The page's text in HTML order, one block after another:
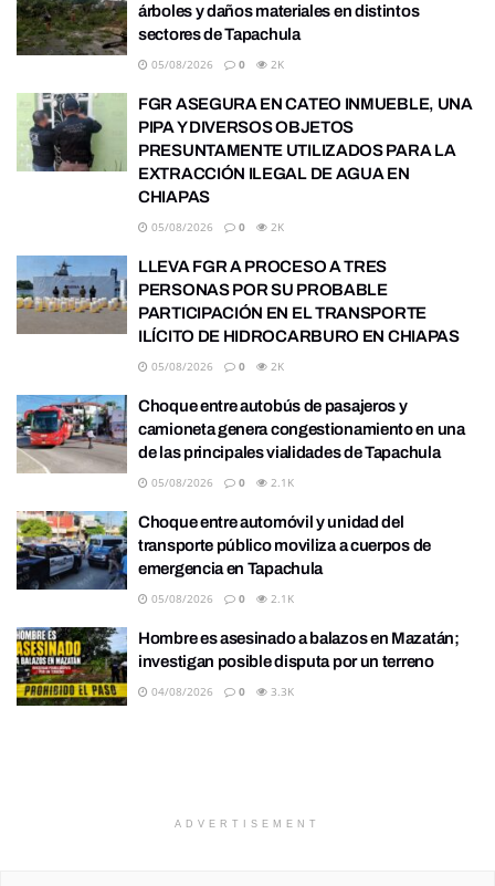
árboles y daños materiales en distintos
sectores de Tapachula
05/08/2026 0 2K
FGR ASEGURA EN CATEO INMUEBLE, UNA
PIPA Y DIVERSOS OBJETOS
PRESUNTAMENTE UTILIZADOS PARA LA
EXTRACCIÓN ILEGAL DE AGUA EN
CHIAPAS
05/08/2026 0 2K
LLEVA FGR A PROCESO A TRES
PERSONAS POR SU PROBABLE
PARTICIPACIÓN EN EL TRANSPORTE
ILÍCITO DE HIDROCARBURO EN CHIAPAS
05/08/2026 0 2K
Choque entre autobús de pasajeros y
camioneta genera congestionamiento en una
de las principales vialidades de Tapachula
05/08/2026 0 2.1K
Choque entre automóvil y unidad del
transporte público moviliza a cuerpos de
emergencia en Tapachula
05/08/2026 0 2.1K
Hombre es asesinado a balazos en Mazatán;
investigan posible disputa por un terreno
04/08/2026 0 3.3K
ADVERTISEMENT